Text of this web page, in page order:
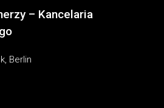
– Kancelaria
Berlin